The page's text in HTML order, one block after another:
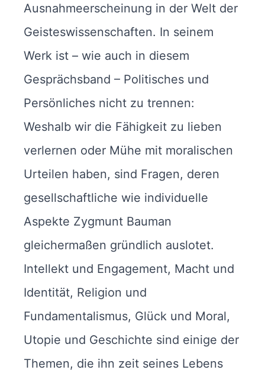
Ausnahmeerscheinung in der Welt der
Geisteswissenschaften. In seinem
Werk ist – wie auch in diesem
Gesprächsband – Politisches und
Persönliches nicht zu trennen:
Weshalb wir die Fähigkeit zu lieben
verlernen oder Mühe mit moralischen
Urteilen haben, sind Fragen, deren
gesellschaftliche wie individuelle
Aspekte Zygmunt Bauman
gleichermaßen gründlich auslotet.
Intellekt und Engagement, Macht und
Identität, Religion und
Fundamentalismus, Glück und Moral,
Utopie und Geschichte sind einige der
Themen, die ihn zeit seines Lebens